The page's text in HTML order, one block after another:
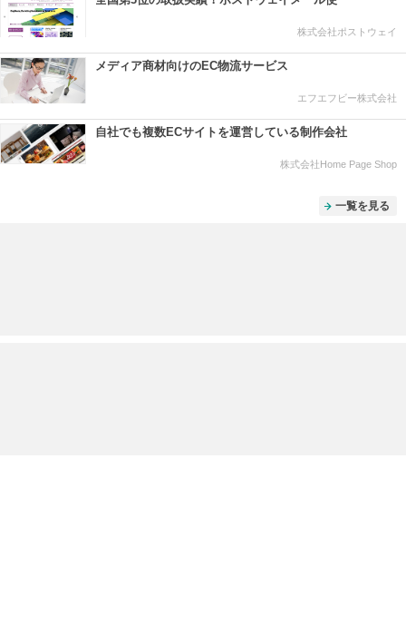
株式会社ポストウェイ
メディア商材向けのEC物流サービス
エフエフビー株式会社
自社でも複数ECサイトを運営している制作会社
株式会社Home Page Shop
一覧を見る